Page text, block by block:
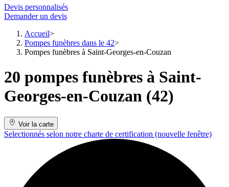
Devis personnalisés
Demander un devis
Accueil
Pompes funèbres dans le 42
Pompes funèbres à Saint-Georges-en-Couzan
20 pompes funèbres à Saint-
Georges-en-Couzan (42)
Voir la carte
Selectionnés selon notre charte de certification (nouvelle fenêtre)